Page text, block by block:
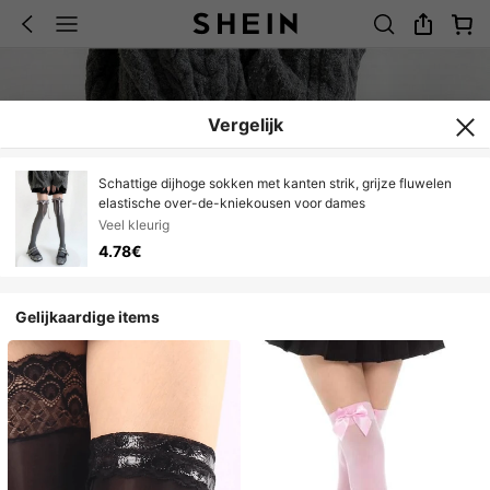
Vergelijk
Schattige dijhoge sokken met kanten strik, grijze fluwelen
elastische over-de-kniekousen voor dames
Veel kleurig
4.78€
Gelijkaardige items